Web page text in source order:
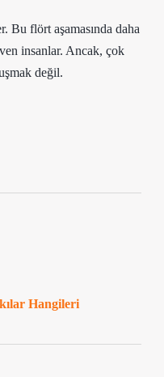
Bu flört aşamasında daha
insanlar. Ancak, çok
değil.
Hangileri